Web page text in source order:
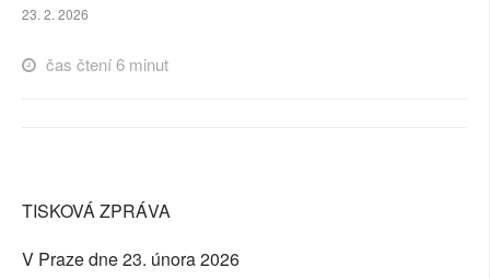
23. 2. 2026
čas čtení 6 minut
TISKOVÁ ZPRÁVA
V Praze dne 23. února 2026